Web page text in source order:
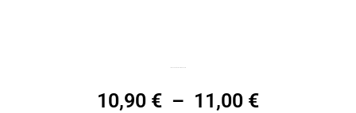
10,90 € – 11,00 €